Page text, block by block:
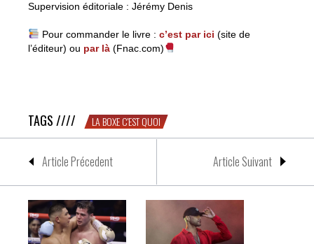
Supervision éditoriale : Jérémy Denis
Pour commander le livre : c’est par ici (site de
l’éditeur) ou par là (Fnac.com)
TAGS //// LA BOXE C'EST QUOI
Article Précedent Article Suivant